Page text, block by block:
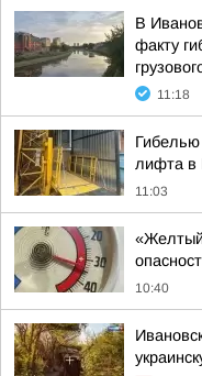
В
факту
11:18
Гибелью
лифта в
11:03
10:40